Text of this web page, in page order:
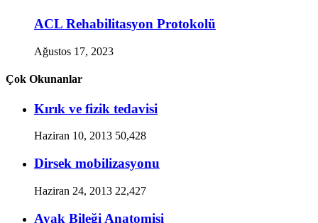
ACL Rehabilitasyon Protokolü
Ağustos 17, 2023
Çok Okunanlar
Kırık ve fizik tedavisi
Haziran 10, 2013 50,428
Dirsek mobilizasyonu
Haziran 24, 2013 22,427
Ayak Bileği Anatomisi